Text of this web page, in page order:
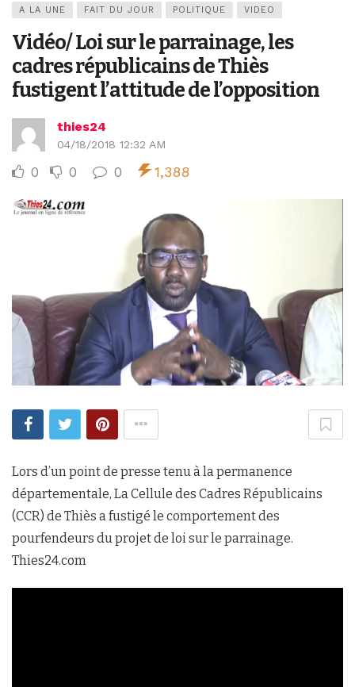
A LA UNE FAIT DU JOUR POLITIQUE VIDEO
Vidéo/ Loi sur le parrainage, les
cadres républicains de Thiès
fustigent l’attitude de l’opposition
thies24
04/18/2018 12:32 AM
0 0 0 1,388
Lors d’un point de presse tenu à la permanence
départementale, La Cellule des Cadres Républicains
(CCR) de Thiès a fustigé le comportement des
pourfendeurs du projet de loi sur le parrainage.
Thies24.com